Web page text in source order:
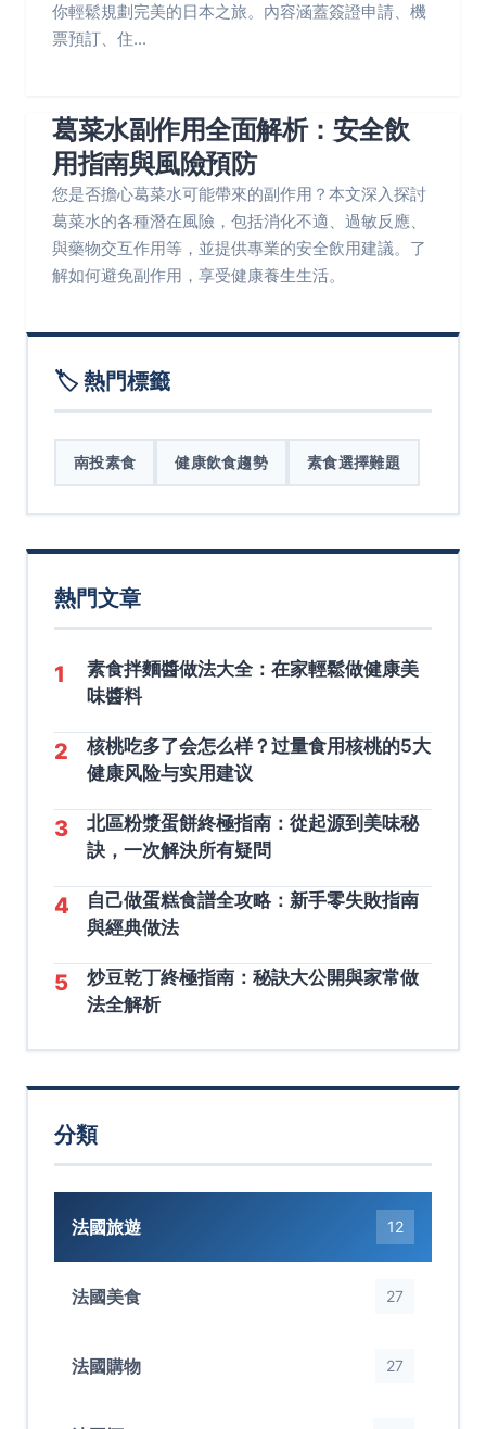
你輕鬆規劃完美的日本之旅。內容涵蓋簽證申請、機
票預訂、住...
葛菜水副作用全面解析：安全飲
用指南與風險預防
您是否擔心葛菜水可能帶來的副作用？本文深入探討
葛菜水的各種潛在風險，包括消化不適、過敏反應、
與藥物交互作用等，並提供專業的安全飲用建議。了
解如何避免副作用，享受健康養生生活。
🏷️ 熱門標籤
南投素食 健康飲食趨勢 素食選擇難題
熱門文章
1
素食拌麵醬做法大全：在家輕鬆做健康美
味醬料
2
核桃吃多了会怎么样？过量食用核桃的5大
健康风险与实用建议
3
北區粉漿蛋餅終極指南：從起源到美味秘
訣，一次解決所有疑問
4
自己做蛋糕食譜全攻略：新手零失敗指南
與經典做法
5
炒豆乾丁終極指南：秘訣大公開與家常做
法全解析
分類
法國旅遊 12
法國美食 27
法國購物 27